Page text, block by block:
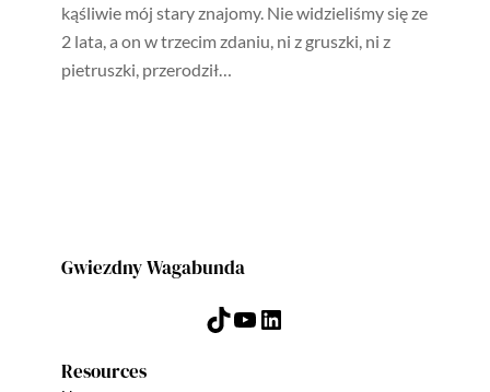
kąśliwie mój stary znajomy. Nie widzieliśmy się ze
2 lata, a on w trzecim zdaniu, ni z gruszki, ni z
pietruszki, przerodził…
Gwiezdny Wagabunda
TikTok YouTube LinkedIn
Resources